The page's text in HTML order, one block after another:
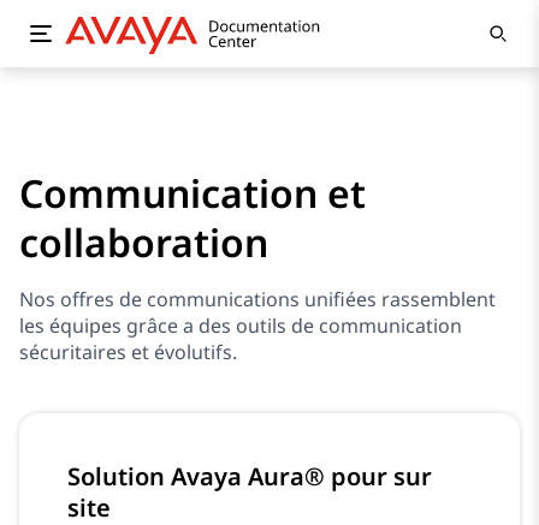
Communication et
collaboration
Nos offres de communications unifiées rassemblent
les équipes grâce a des outils de communication
sécuritaires et évolutifs.
Solution Avaya Aura® pour sur
site